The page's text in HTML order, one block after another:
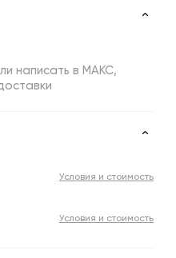
написать в МАКС,
Условия и стоимость
Условия и стоимость